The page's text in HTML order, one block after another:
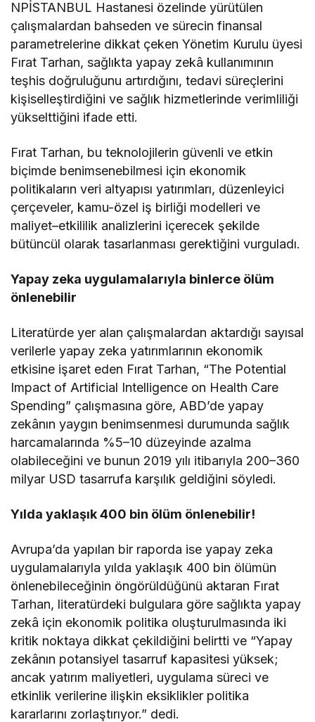
NPİSTANBUL Hastanesi özelinde yürütülen
çalışmalardan bahseden ve sürecin finansal
parametrelerine dikkat çeken Yönetim Kurulu üyesi
Fırat Tarhan, sağlıkta yapay zekâ kullanımının
teşhis doğruluğunu artırdığını, tedavi süreçlerini
kişiselleştirdiğini ve sağlık hizmetlerinde verimliliği
yükselttiğini ifade etti.
Fırat Tarhan, bu teknolojilerin güvenli ve etkin
biçimde benimsenebilmesi için ekonomik
politikaların veri altyapısı yatırımları, düzenleyici
çerçeveler, kamu-özel iş birliği modelleri ve
maliyet–etkililik analizlerini içerecek şekilde
bütüncül olarak tasarlanması gerektiğini vurguladı.
Yapay zeka uygulamalarıyla binlerce ölüm
önlenebilir
Literatürde yer alan çalışmalardan aktardığı sayısal
verilerle yapay zeka yatırımlarının ekonomik
etkisine işaret eden Fırat Tarhan, “The Potential
Impact of Artificial Intelligence on Health Care
Spending” çalışmasına göre, ABD’de yapay
zekânın yaygın benimsenmesi durumunda sağlık
harcamalarında %5–10 düzeyinde azalma
olabileceğini ve bunun 2019 yılı itibarıyla 200–360
milyar USD tasarrufa karşılık geldiğini söyledi.
Yılda yaklaşık 400 bin ölüm önlenebilir!
Avrupa’da yapılan bir raporda ise yapay zeka
uygulamalarıyla yılda yaklaşık 400 bin ölümün
önlenebileceğinin öngörüldüğünü aktaran Fırat
Tarhan, literatürdeki bulgulara göre sağlıkta yapay
zekâ için ekonomik politika oluşturulmasında iki
kritik noktaya dikkat çekildiğini belirtti ve “Yapay
zekânın potansiyel tasarruf kapasitesi yüksek;
ancak yatırım maliyetleri, uygulama süreci ve
etkinlik verilerine ilişkin eksiklikler politika
kararlarını zorlaştırıyor.” dedi.